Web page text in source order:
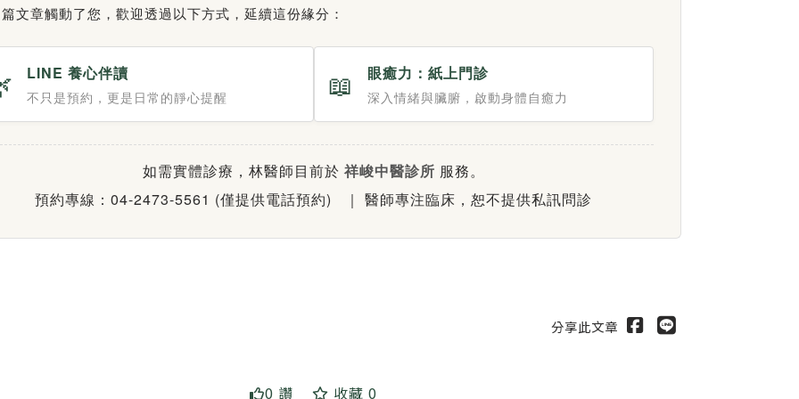
文章觸動了您，歡迎透過以下方式，延續這份緣分：
LINE 養心伴讀
不只是預約，更是日常的靜心提醒 📖 眼癒力：紙上門診
深入情緒與臟腑，啟動身體自癒力
如需實體診療，林醫師目前於 祥峻中醫診所 服務。
預約專線：04-2473-5561 (僅提供電話預約)
｜ 醫師專注臨床，恕不提供私訊問診
分享此文章
0 讚 收藏 0